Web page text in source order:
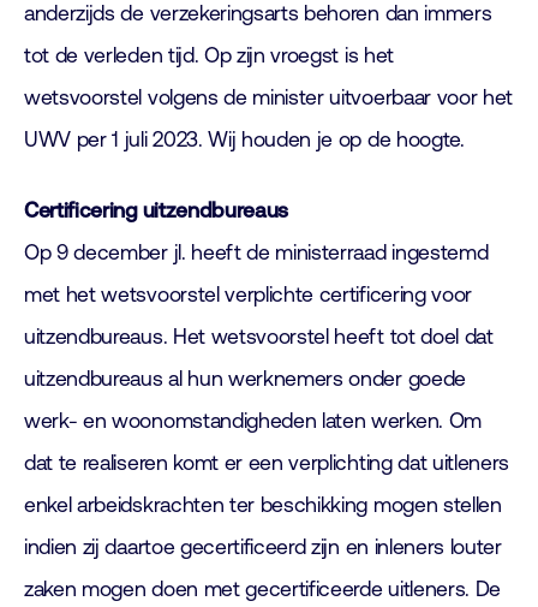
anderzijds de verzekeringsarts behoren dan immers
tot de verleden tijd. Op zijn vroegst is het
wetsvoorstel volgens de minister uitvoerbaar voor het
UWV per 1 juli 2023. Wij houden je op de hoogte.
Certificering uitzendbureaus
Op 9 december jl. heeft de ministerraad ingestemd
met het wetsvoorstel verplichte certificering voor
uitzendbureaus. Het wetsvoorstel heeft tot doel dat
uitzendbureaus al hun werknemers onder goede
werk- en woonomstandigheden laten werken. Om
dat te realiseren komt er een verplichting dat uitleners
enkel arbeidskrachten ter beschikking mogen stellen
indien zij daartoe gecertificeerd zijn en inleners louter
zaken mogen doen met gecertificeerde uitleners. De